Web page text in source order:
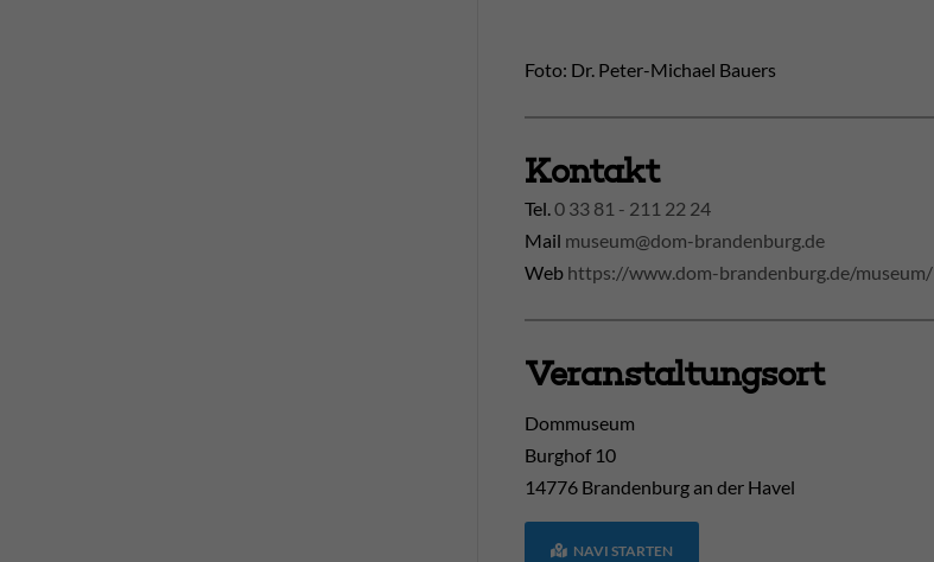
Foto: Dr. Peter-Michael Bauers
Kontakt
Tel. 0 33 81 - 211 22 24
Mail museum@dom-brandenburg.de
Web https://www.dom-brandenburg.de/museum/
Veranstaltungsort
Dommuseum
Burghof 10
14776 Brandenburg an der Havel
NAVI STARTEN